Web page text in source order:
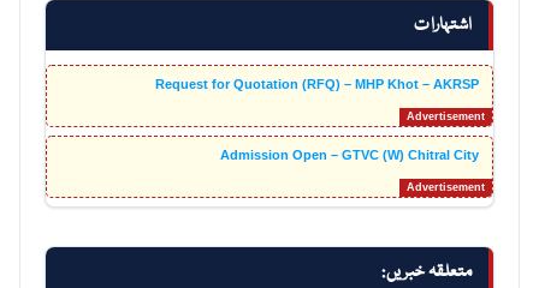
اشتہارات
Request for Quotation (RFQ) – MHP Khot – AKRSP
Admission Open – GTVC (W) Chitral City
متعلقہ خبریں: